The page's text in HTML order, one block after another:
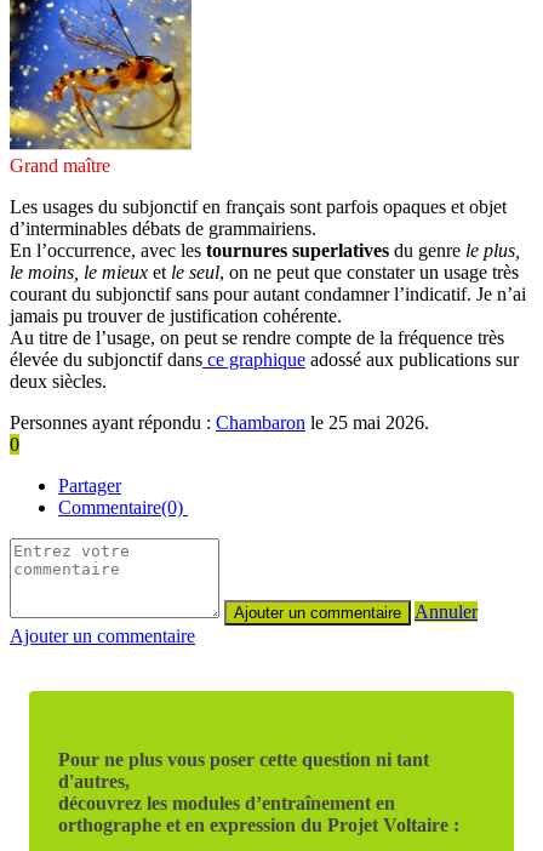
Grand maître
Les usages du subjonctif en français sont parfois opaques et objet
d’interminables débats de grammairiens.
En l’occurrence, avec les tournures superlatives du genre le plus,
le moins, le mieux et le seul, on ne peut que constater un usage très
courant du subjonctif sans pour autant condamner l’indicatif. Je n’ai
jamais pu trouver de justification cohérente.
Au titre de l’usage, on peut se rendre compte de la fréquence très
élevée du subjonctif dans ce graphique adossé aux publications sur
deux siècles.
Personnes ayant répondu : Chambaron le 25 mai 2026.
0
Partager
Commentaire(0)
Annuler
Ajouter un commentaire
Pour ne plus vous poser cette question ni tant
d'autres,
découvrez les modules d’entraînement en
orthographe et en expression du Projet Voltaire :